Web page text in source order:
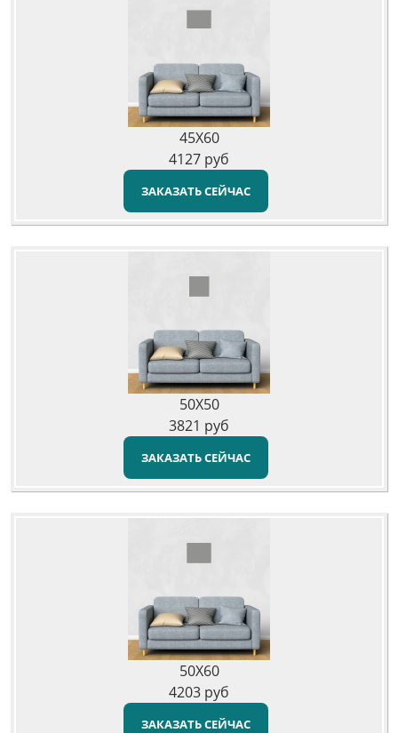
45X60
4127 руб
ЗАКАЗАТЬ СЕЙЧАС
50X50
3821 руб
ЗАКАЗАТЬ СЕЙЧАС
50X60
4203 руб
ЗАКАЗАТЬ СЕЙЧАС